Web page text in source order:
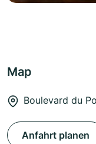
Map
Boulevard du
Anfahrt planen